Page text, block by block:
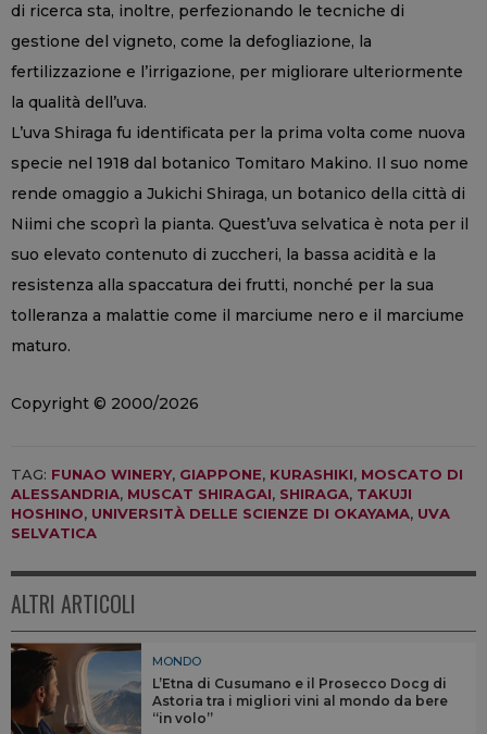
di ricerca sta, inoltre, perfezionando le tecniche di
gestione del vigneto, come la defogliazione, la
fertilizzazione e l’irrigazione, per migliorare ulteriormente
la qualità dell’uva.
L’uva Shiraga fu identificata per la prima volta come nuova
specie nel 1918 dal botanico Tomitaro Makino. Il suo nome
rende omaggio a Jukichi Shiraga, un botanico della città di
Niimi che scoprì la pianta. Quest’uva selvatica è nota per il
suo elevato contenuto di zuccheri, la bassa acidità e la
resistenza alla spaccatura dei frutti, nonché per la sua
tolleranza a malattie come il marciume nero e il marciume
maturo.
Copyright © 2000/2026
TAG: FUNAO WINERY, GIAPPONE, KURASHIKI, MOSCATO DI
ALESSANDRIA, MUSCAT SHIRAGAI, SHIRAGA, TAKUJI
HOSHINO, UNIVERSITÀ DELLE SCIENZE DI OKAYAMA, UVA
SELVATICA
ALTRI ARTICOLI
MONDO
L’Etna di Cusumano e il Prosecco Docg di
Astoria tra i migliori vini al mondo da bere
“in volo”